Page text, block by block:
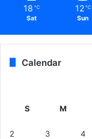
18 ℃
Sat
12 ℃
Sun
Calendar
S M
2
3 4